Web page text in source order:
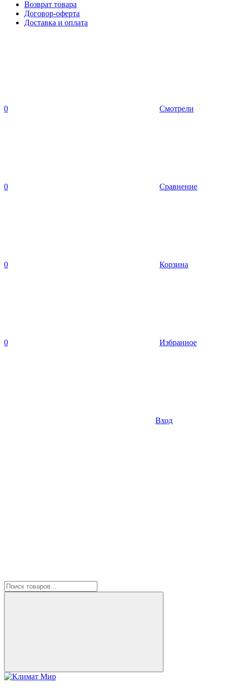
Возврат товара
Договор-оферта
Доставка и оплата
0 Смотрели
0 Сравнение
0 Корзина
0 Избранное
Вход